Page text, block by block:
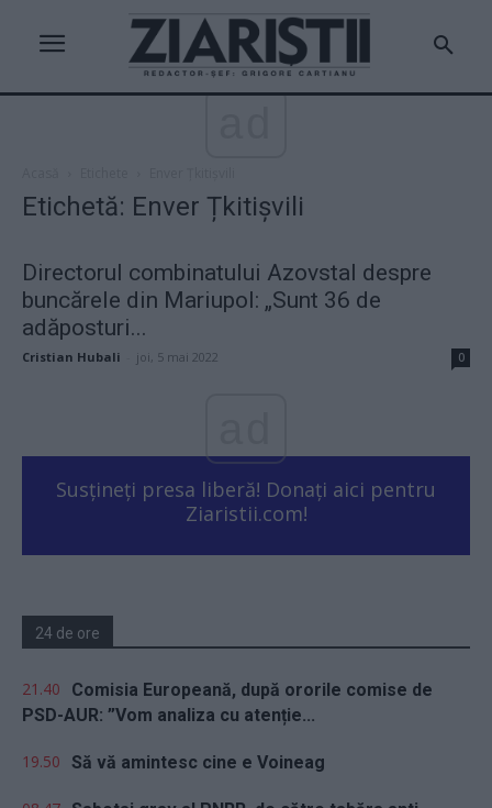
Etichetă: Enver Țkitișvili
Directorul combinatului Azovstal despre
buncărele din Mariupol: „Sunt 36 de
adăposturi...
Cristian Hubali joi, 5 mai 2022 0
Susțineți presa liberă! Donați aici pentru
Ziaristii.com!
24 de ore
21.40
Comisia Europeană, după ororile comise de
PSD-AUR: ”Vom analiza cu atenție...
19.50 Să vă amintesc cine e Voineag